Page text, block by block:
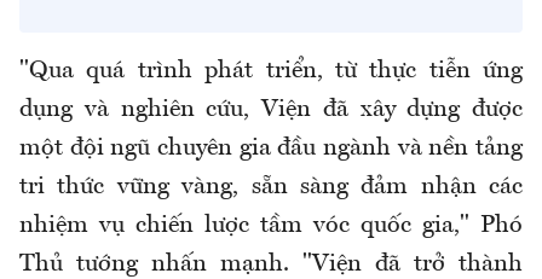
"Qua quá trình phát triển, từ thực tiễn ứng
dụng và nghiên cứu, Viện đã xây dựng được
một đội ngũ chuyên gia đầu ngành và nền tảng
tri thức vững vàng, sẵn sàng đảm nhận các
nhiệm vụ chiến lược tầm vóc quốc gia," Phó
Thủ tướng nhấn mạnh. "Viện đã trở thành